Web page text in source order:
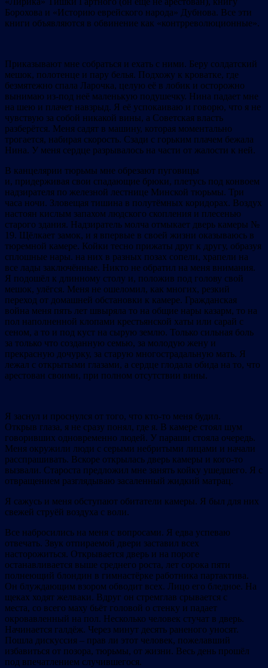
Борохова и «Историю еврейского народа» Дубнова. Все эти
книги объявляются в обвинение как «контрреволюционные».
Приказывают мне собраться и ехать с ними. Беру солдатский
мешок, полотенце и пару белья. Подхожу к кроватке, где
безмятежно спала Ларочка, целую её в лобик и осторожно
вынимаю из-под неё маленькую подушечку. Нина падает мне
на шею и плачет навзрыд. Я её успокаиваю и говорю, что я не
чувствую за собой никакой вины, а Советская власть
разберётся. Меня садят в машину, которая моментально
трогается, набирая скорость. Сзади с горьким плачем бежала
Нина. У меня сердце разрывалось на части от жалости к ней.
В канцелярии тюрьмы мне обрезают пуговицы
и, придерживая свои спадающие брюки, плетусь под конвоем
надзирателя по железной лестнице Минской тюрьмы. Три
часа ночи. Зловещая тишина в полутёмных коридорах. Воздух
настоян кислым запахом людского скопления и плесенью
старого здания. Надзиратель молча отмыкает дверь камеры №
19. Щёлкает замок, и я впервые в своей жизни оказываюсь в
тюремной камере. Койки тесно прижаты друг к другу, образуя
сплошные нары. на них в разных позах сопели, храпели на
все лады заключённые. Никто не обратил на меня внимания.
Я подошёл к длинному столу и, положив под голову свой
мешок, улёгся. Меня не ошеломил, как многих, резкий
переход от домашней обстановки к камере. Гражданская
война меня пять лет швыряла то на общие нары казарм, то на
пол наполненной клопами крестьянской хаты или сарай с
сеном, а то и под куст на сырую землю. Только сильная боль
за только что созданную семью, за молодую жену и
прекрасную дочурку, за старую многострадальную мать. Я
лежал с открытыми глазами, а сердце глодала обида на то, что
арестован своими, при полном отсутствии вины.
Я заснул и проснулся от того, что кто-то меня будил.
Открыв глаза, я не сразу понял, где я. В камере стоял шум
говоривших одновременно людей. У параши стояла очередь.
Меня окружили люди с серыми небритыми лицами и начали
расспрашивать. Вскоре открылась дверь камеры и кого-то
вызвали. Староста предложил мне занять койку ушедшего. Я с
отвращением разглядываю засаленный жидкий матрац.
Я сажусь и меня обступают обитатели камеры. Я был для них
свежей струёй воздуха с воли.
Все набросились на меня с вопросами. Я едва успеваю
отвечать. Звук отпираемой двери заставил всех
насторожиться. Открывается дверь и на пороге
останавливается выше среднего роста, лет сорока пяти
полнеющий блондин в гимнастёрке работника партактива.
Он блуждающим взором обводит всех. Лицо его бледное. На
щеках ходят желваки. Вдруг он стремглав срывается с
места, со всего маху бьёт головой о стенку и падает
окровавленный на пол. Несколько человек стучат в дверь.
Начинается галдёж. Через минут десять раненого уносят.
Пошла дискуссия – прав ли этот человек, пожелавший
избавиться от позора, тюрьмы, от жизни. Весь день прошёл
под впечатлением случившегося.